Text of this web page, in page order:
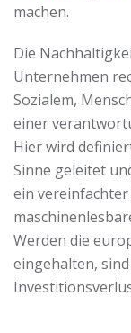
machen.
Die
Unternehmen
Sozialem,
einer
Hier wird
Sinne geleitet
ein
Werden die
eingehalten,